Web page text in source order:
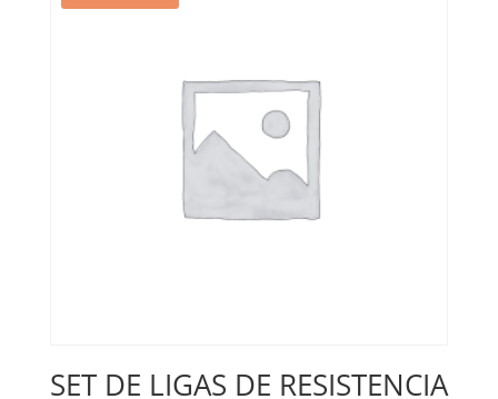
SET DE LIGAS DE RESISTENCIA